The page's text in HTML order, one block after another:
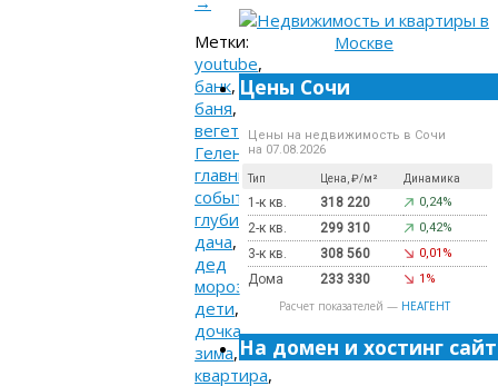
Метки:
youtube,
банк,
баня,
вегетарианство,
Геленджик,
главные
события,
глубина,
дача,
дед
мороз
дети,
дочка,
зима,
квартира,
Цены Сочи
Цены на недвижимость в Сочи
на 07.08.2026
Тип Цена, ₽/м² Динамика
1-к кв. 318 220 0,24%
2-к кв. 299 310 0,42%
3-к кв. 308 560 0,01%
Дома 233 330 1%
Расчет показателей — НЕАГЕНТ
На домен и хостинг